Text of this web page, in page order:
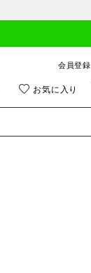
会員登録
お気に入り